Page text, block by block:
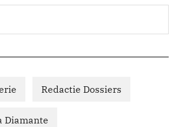
Redactie Dossiers
Diamante